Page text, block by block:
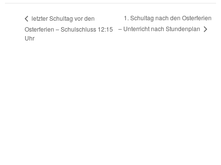
letzter Schultag vor den
Osterferien – Schulschluss 12:15
Uhr
1. Schultag nach den Osterferien
– Unterricht nach Stundenplan